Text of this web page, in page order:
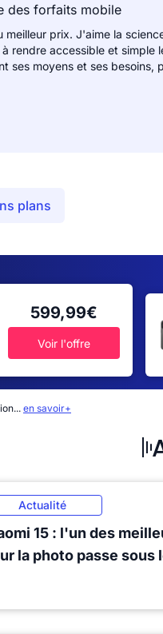
des forfaits mobile
meilleur prix. J'aime la
rendre accessible et
ses moyens et ses
plans
599,99€
Voir l'offre
en savoir+
Actualité
15 : l'un des
la photo passe sous